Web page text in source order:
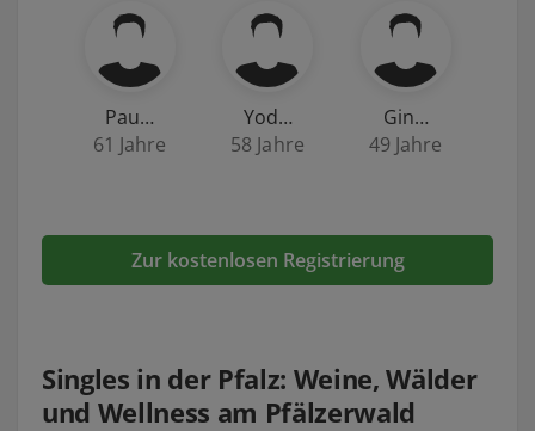
Pau…
61 Jahre
Yod…
58 Jahre
Gin…
49 Jahre
Zur kostenlosen Registrierung
Singles in der Pfalz: Weine, Wälder
und Wellness am Pfälzerwald